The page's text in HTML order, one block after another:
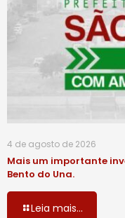
4 de agosto de 2026
Mais um importante
Bento do Una.
Leia mais...